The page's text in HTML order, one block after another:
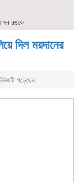
সব রঙকে
দিল ময়দানের
পড়েছেন